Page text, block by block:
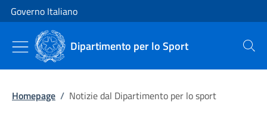
Vai al contenuto
Vai alla navigazione del sito
Governo Italiano
Dipartimento per lo Sport Cerca
Homepage / Notizie dal Dipartimento per lo sport